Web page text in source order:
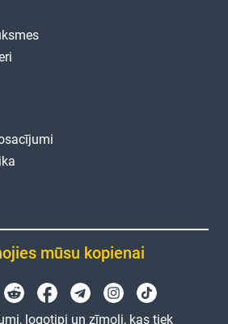
mūsu kopienai
logotipi un zīmoli, kas tiek